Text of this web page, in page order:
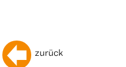
zurück